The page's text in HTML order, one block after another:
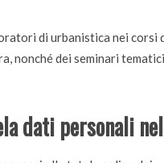
di urbanistica nei corsi
nonché dei seminari
dati personali